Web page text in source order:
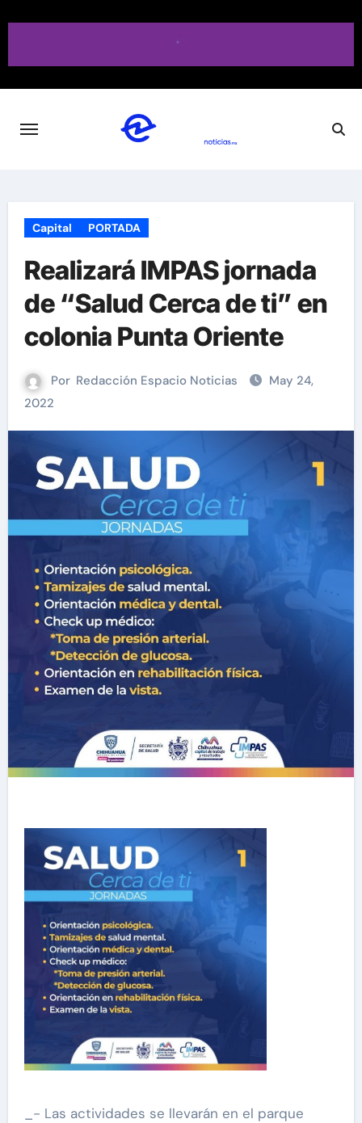
Capital PORTADA
Realizará IMPAS jornada
de “Salud Cerca de ti” en
colonia Punta Oriente
Por Redacción Espacio Noticias
May 24,
2022
_- Las actividades se llevarán en el parque